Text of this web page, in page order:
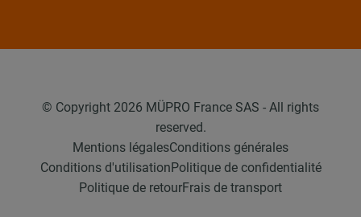
© Copyright 2026 MÜPRO France SAS - All rights
reserved.
Mentions légalesConditions générales
Conditions d'utilisation Politique de confidentialité
Politique de retourFrais de transport